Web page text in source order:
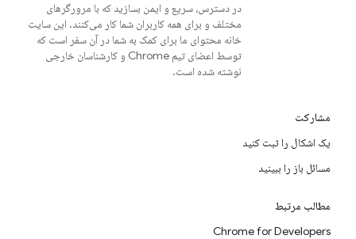
در دسترس، سریع و ایمن بسازید که با مرورگرهای
مختلف و برای همه کاربران شما کار می‌کنند. این سایت
خانه محتوای ما برای کمک به شما در آن سفر است که
توسط اعضای تیم Chrome و کارشناسان خارجی
نوشته شده است.
مشارکت
یک اشکال را ثبت کنید
مسائل باز را ببینید
مطالب مرتبط
Chrome for Developers